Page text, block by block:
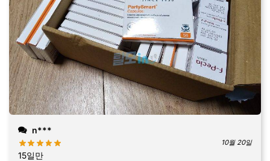
n***
10월 20일
15일만